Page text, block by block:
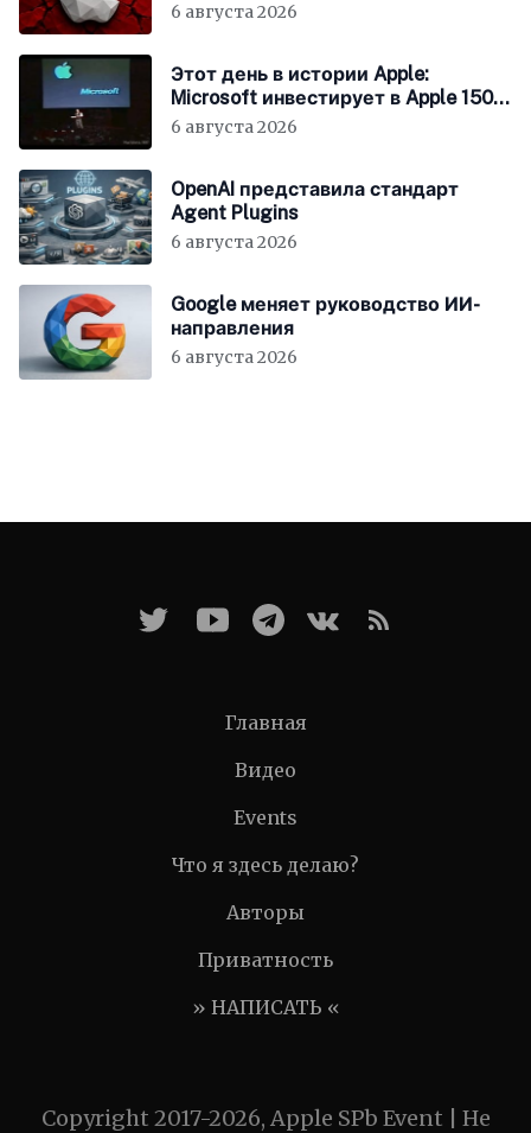
6 августа 2026
Этот день в истории Apple:
Microsoft инвестирует в Apple 150
миллионов долларов
6 августа 2026
OpenAI представила стандарт
Agent Plugins
6 августа 2026
Google меняет руководство ИИ-
направления
6 августа 2026
Главная
Видео
Events
Что я здесь делаю?
Авторы
Приватность
» НАПИСАТЬ «
Copyright 2017-2026, Apple SPb Event | Не